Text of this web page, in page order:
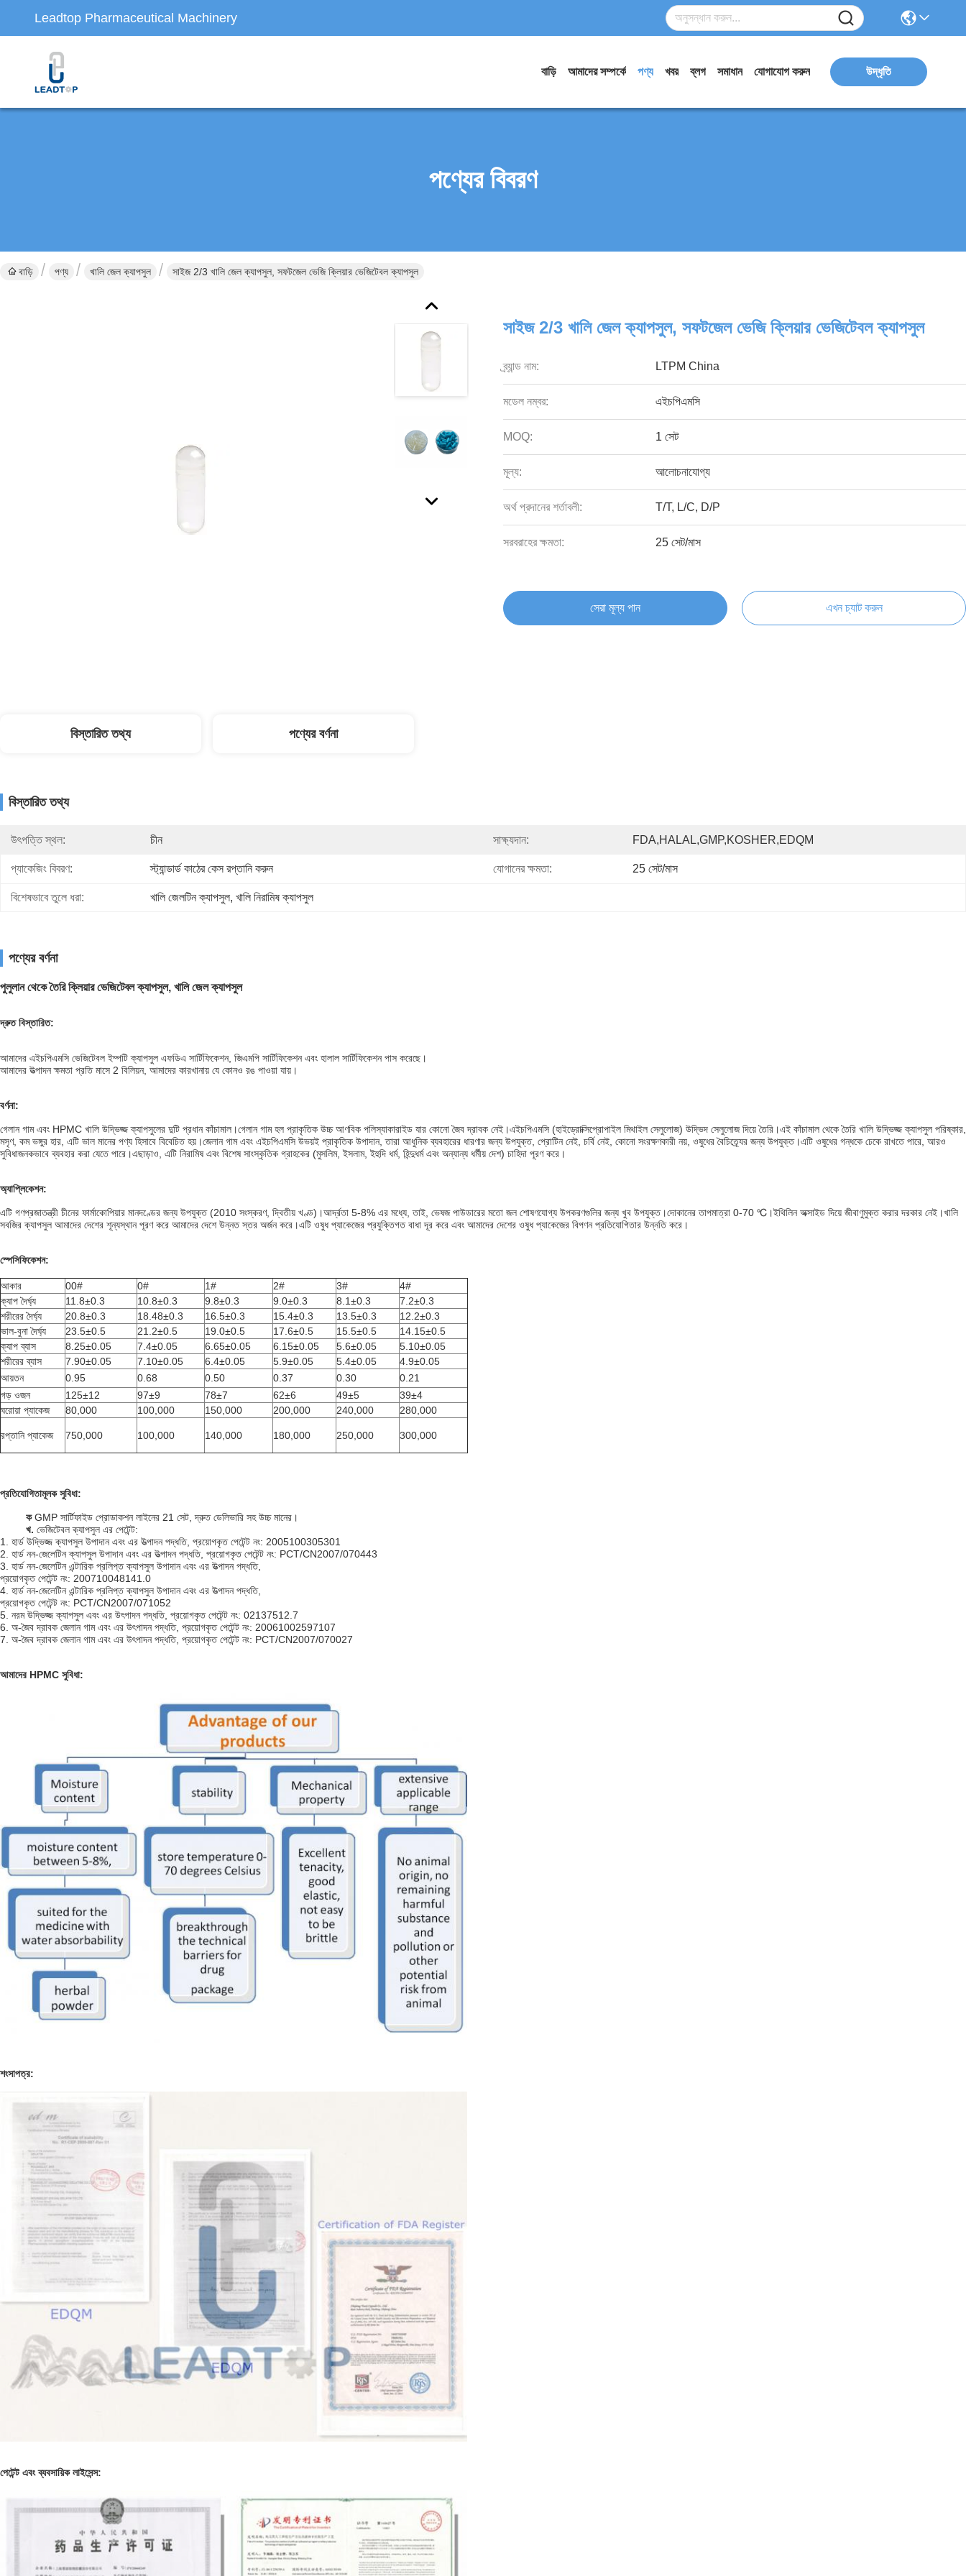
Leadtop Pharmaceutical Machinery
বাড়ি আমাদের সম্পর্কে পণ্য খবর ব্লগ সমাধান যোগাযোগ করুন উদ্ধৃতি
পণ্যের বিবরণ
বাড়ি পণ্য খালি জেল ক্যাপসুল সাইজ 2/3 খালি জেল ক্যাপসুল, সফটজেল ভেজি ক্লিয়ার ভেজিটেবল ক্যাপসুল
সাইজ 2/3 খালি জেল ক্যাপসুল, সফটজেল ভেজি ক্লিয়ার ভেজিটেবল ক্যাপসুল
ব্র্যান্ড নাম: LTPM China
মডেল নম্বর: এইচপিএমসি
MOQ: 1 সেট
মূল্য: আলোচনাযোগ্য
অর্থ প্রদানের শর্তাবলী: T/T, L/C, D/P
সরবরাহের ক্ষমতা: 25 সেট/মাস
সেরা মূল্য পান এখন চ্যাট করুন
বিস্তারিত তথ্য পণ্যের বর্ণনা
বিস্তারিত তথ্য
উৎপত্তি স্থল: চীন সাক্ষ্যদান: FDA,HALAL,GMP,KOSHER,EDQM
প্যাকেজিং বিবরণ: স্ট্যান্ডার্ড কাঠের কেস রপ্তানি করুন যোগানের ক্ষমতা: 25 সেট/মাস
বিশেষভাবে তুলে ধরা: খালি জেলটিন ক্যাপসুল, খালি নিরামিষ ক্যাপসুল
পণ্যের বর্ণনা
পুলুলান থেকে তৈরি ক্লিয়ার ভেজিটেবল ক্যাপসুল, খালি জেল ক্যাপসুল
দ্রুত বিস্তারিত:
আমাদের এইচপিএমসি ভেজিটেবল ইম্পটি ক্যাপসুল এফডিএ সার্টিফিকেশন, জিএমপি সার্টিফিকেশন এবং হালাল সার্টিফিকেশন পাস করেছে।
আমাদের উত্পাদন ক্ষমতা প্রতি মাসে 2 বিলিয়ন, আমাদের কারখানায় যে কোনও রঙ পাওয়া যায়।
বর্ণনা:
গেলান গাম এবং HPMC খালি উদ্ভিজ্জ ক্যাপসুলের দুটি প্রধান কাঁচামাল।গেলান গাম হল প্রাকৃতিক উচ্চ আণবিক পলিস্যাকারাইড যার কোনো জৈব দ্রাবক নেই।এইচপিএমসি (হাইড্রোক্সিপ্রোপাইল মিথাইল সেলুলোজ) উদ্ভিদ সেলুলোজ দিয়ে তৈরি।এই কাঁচামাল থেকে তৈরি খালি উদ্ভিজ্জ ক্যাপসুল পরিষ্কার,
মসৃণ, কম ভঙ্গুর হার, এটি ভাল মানের পণ্য হিসাবে বিবেচিত হয়।জেলান গাম এবং এইচপিএমসি উভয়ই প্রাকৃতিক উপাদান, তারা আধুনিক ব্যবহারের ধারণার জন্য উপযুক্ত, প্রোটিন নেই, চর্বি নেই, কোনো সংরক্ষণকারী নয়, ওষুধের বৈচিত্র্যের জন্য উপযুক্ত।এটি ওষুধের গন্ধকে ঢেকে রাখতে পারে, আরও
সুবিধাজনকভাবে ব্যবহার করা যেতে পারে।এছাড়াও, এটি নিরামিষ এবং বিশেষ সাংস্কৃতিক গ্রাহকের (মুসলিম, ইসলাম, ইহুদি ধর্ম, হিন্দুধর্ম এবং অন্যান্য ধর্মীয় দেশ) চাহিদা পূরণ করে।
অ্যাপ্লিকেশন:
এটি গণপ্রজাতন্ত্রী চীনের ফার্মাকোপিয়ার মানদণ্ডের জন্য উপযুক্ত (2010 সংস্করণ, দ্বিতীয় খণ্ড)।আর্দ্রতা 5-8% এর মধ্যে, তাই, ভেষজ পাউডারের মতো জল শোষণযোগ্য উপকরণগুলির জন্য খুব উপযুক্ত।দোকানের তাপমাত্রা 0-70 ℃।ইথিলিন অক্সাইড দিয়ে জীবাণুমুক্ত করার দরকার নেই।খালি
সবজির ক্যাপসুল আমাদের দেশের শূন্যস্থান পূরণ করে আমাদের দেশে উন্নত স্তর অর্জন করে।এটি ওষুধ প্যাকেজের প্রযুক্তিগত বাধা দূর করে এবং আমাদের দেশের ওষুধ প্যাকেজের বিপণন প্রতিযোগিতার উন্নতি করে।
স্পেসিফিকেশন:
আকার 00# 0# 1# 2# 3#
4#
ক্যাপ দৈর্ঘ্য
11.8±0.3 10.8±0.3 9.8±0.3 9.0±0.3 8.1±0.3
7.2±0.3
শরীরের দৈর্ঘ্য
20.8±0.3 18.48±0.3 16.5±0.3 15.4±0.3 13.5±0.3
12.2±0.3
ভাল-বুনা দৈর্ঘ্য
23.5±0.5 21.2±0.5 19.0±0.5 17.6±0.5 15.5±0.5
14.15±0.5
ক্যাপ ব্যাস
8.25±0.05 7.4±0.05 6.65±0.05 6.15±0.05 5.6±0.05
5.10±0.05
শরীরের ব্যাস
7.90±0.05 7.10±0.05 6.4±0.05 5.9±0.05 5.4±0.05
4.9±0.05
আয়তন
0.95 0.68 0.50 0.37 0.30
0.21
গড় ওজন
125±12 97±9 78±7 62±6 49±5
39±4
ঘরোয়া প্যাকেজ
80,000 100,000 150,000 200,000 240,000 280,000
রপ্তানি প্যাকেজ 750,000 100,000 140,000 180,000 250,000 300,000
প্রতিযোগিতামূলক সুবিধা:
কGMP সার্টিফাইড প্রোডাকশন লাইনের 21 সেট, দ্রুত ডেলিভারি সহ উচ্চ মানের।
খ. ভেজিটেবল ক্যাপসুল এর পেটেন্ট:
1. হার্ড উদ্ভিজ্জ ক্যাপসুল উপাদান এবং এর উত্পাদন পদ্ধতি, প্রয়োগকৃত পেটেন্ট নং: 2005100305301
2. হার্ড নন-জেলেটিন ক্যাপসুল উপাদান এবং এর উত্পাদন পদ্ধতি, প্রয়োগকৃত পেটেন্ট নং: PCT/CN2007/070443
3. হার্ড নন-জেলেটিন এন্টারিক প্রলিপ্ত ক্যাপসুল উপাদান এবং এর উত্পাদন পদ্ধতি,
প্রয়োগকৃত পেটেন্ট নং: 200710048141.0
4. হার্ড নন-জেলেটিন এন্টারিক প্রলিপ্ত ক্যাপসুল উপাদান এবং এর উত্পাদন পদ্ধতি,
প্রয়োগকৃত পেটেন্ট নং: PCT/CN2007/071052
5. নরম উদ্ভিজ্জ ক্যাপসুল এবং এর উৎপাদন পদ্ধতি, প্রয়োগকৃত পেটেন্ট নং: 02137512.7
6. অ-জৈব দ্রাবক জেলান গাম এবং এর উৎপাদন পদ্ধতি, প্রয়োগকৃত পেটেন্ট নং: 20061002597107
7. অ-জৈব দ্রাবক জেলান গাম এবং এর উৎপাদন পদ্ধতি, প্রয়োগকৃত পেটেন্ট নং: PCT/CN2007/070027
আমাদের HPMC সুবিধা:
শংসাপত্র:
পেটেন্ট এবং ব্যবসায়িক লাইসেন্স: